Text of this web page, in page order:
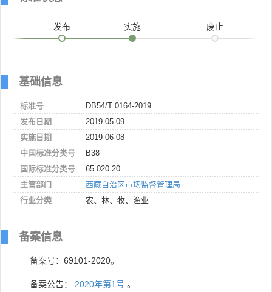
发布 实施 废止
基础信息
标准号
DB54/T 0164-2019
发布日期
2019-05-09
实施日期
2019-06-08
中国标准分类号
B38
国际标准分类号
65.020.20
主管部门
西藏自治区市场监督管理局
行业分类
农、林、牧、渔业
备案信息
备案号：69101-2020。
备案公告： 2020年第1号 。